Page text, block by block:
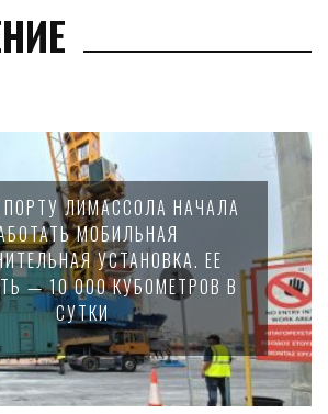
ЛИМАССОЛА НАЧАЛА
МОБИЛЬНАЯ
УСТАНОВКА. ЕЕ
— 10 000 КУБОМЕТРОВ В
СУТКИ